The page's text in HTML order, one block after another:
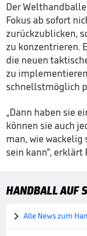
Der
Fokus ab sofort
zurückzublicken,
zu konzentrieren.
die neuen
zu
schnellstmöglich
„Dann haben sie
können sie auch
man, wie wackelig
sein kann“,
HANDBALL AUF
 Alle News zum